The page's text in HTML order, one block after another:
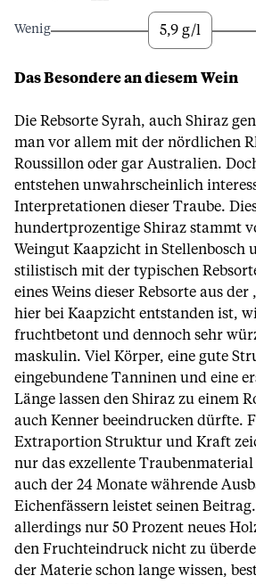
Wenig 5,9 g/l
Das Besondere an diesem Wein
Die Rebsorte Syrah, auch Shiraz
man vor allem mit der nördlichen
Roussillon oder gar Australien.
entstehen unwahrscheinlich
Interpretationen dieser Traube.
hundertprozentige Shiraz stammt
Weingut Kaapzicht in Stellenbosch
stilistisch mit der typischen
eines Weins dieser Rebsorte aus der
hier bei Kaapzicht entstanden ist,
fruchtbetont und dennoch sehr
maskulin. Viel Körper, eine gute
eingebundene Tanninen und eine
Länge lassen den Shiraz zu einem
auch Kenner beeindrucken dürfte.
Extraportion Struktur und Kraft
nur das exzellente
auch der 24 Monate währende
Eichenfässern leistet seinen
allerdings nur 50 Prozent neues
den Fruchteindruck nicht zu
der Materie schon lange wissen,